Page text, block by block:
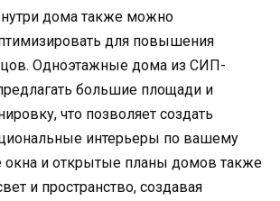
дома также можно
для повышения
Одноэтажные дома из СИП-
большие площади и
что позволяет создать
интерьеры по вашему
окна и открытые планы домов также
и пространство, создавая